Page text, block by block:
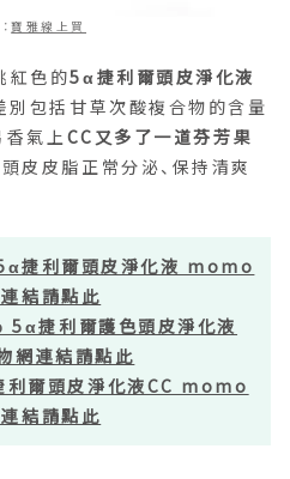
寶雅線上買
紅色的5α捷利爾頭皮淨化液
別包括甘草次酸複合物的含量
香氣上 CC又多了一道芬芳果
皮皮脂正常分泌、保持清爽
捷利爾頭皮淨化液 momo
結請點此
捷利爾護色頭皮淨化液
網連結請點此
爾頭皮淨化液CC momo
結請點此